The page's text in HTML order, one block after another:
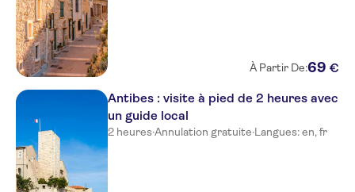
Hotel Belle Meuniere
Hotel Ibis Nice Aeroport
Promenade Des Anglais
Mercure Nice Promenade des
Hotel Amaryllis
Residhome Nice Promenade
À Partir De:69 €
Antibes : visite à pied de 2 heures avec
un guide local
2 heures·Annulation gratuite·Langues: en, fr